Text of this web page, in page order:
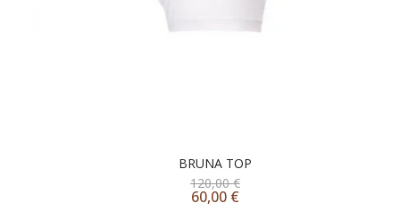
BRUNA TOP
120,00€
60,00 €